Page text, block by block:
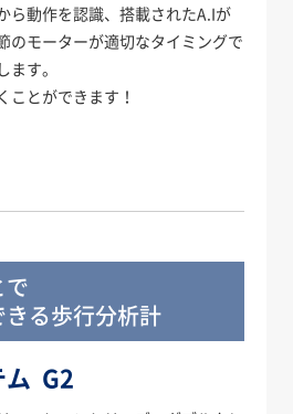
動作を認識、​ 搭載されたA.Iが
のモーターが適切なタイミングで
す。
ことができます！
る歩行分析計
ム G2